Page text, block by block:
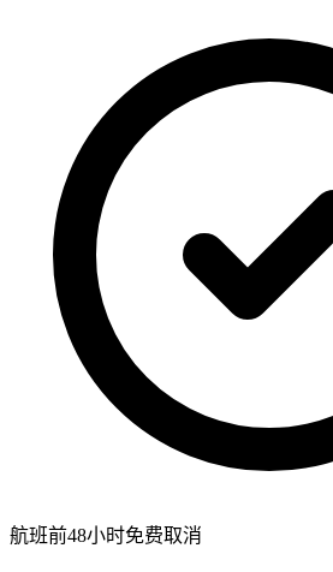
航班前48小时免费取消